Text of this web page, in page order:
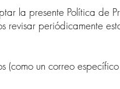
la presente Política de
revisar periódicamente
(como un correo